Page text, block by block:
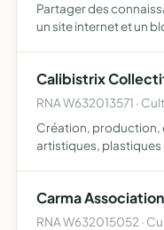
Partager des
un site internet et un
Calibistrix
RNA W632013571 ·
Création, production,
artistiques,
le domaine…
Carma Association
RNA W632015052 ·